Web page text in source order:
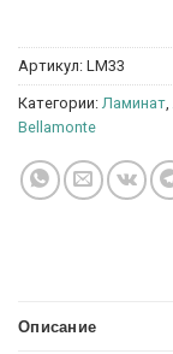
Артикул: LM33
Категории: Ламинат
Bellamonte
Описание